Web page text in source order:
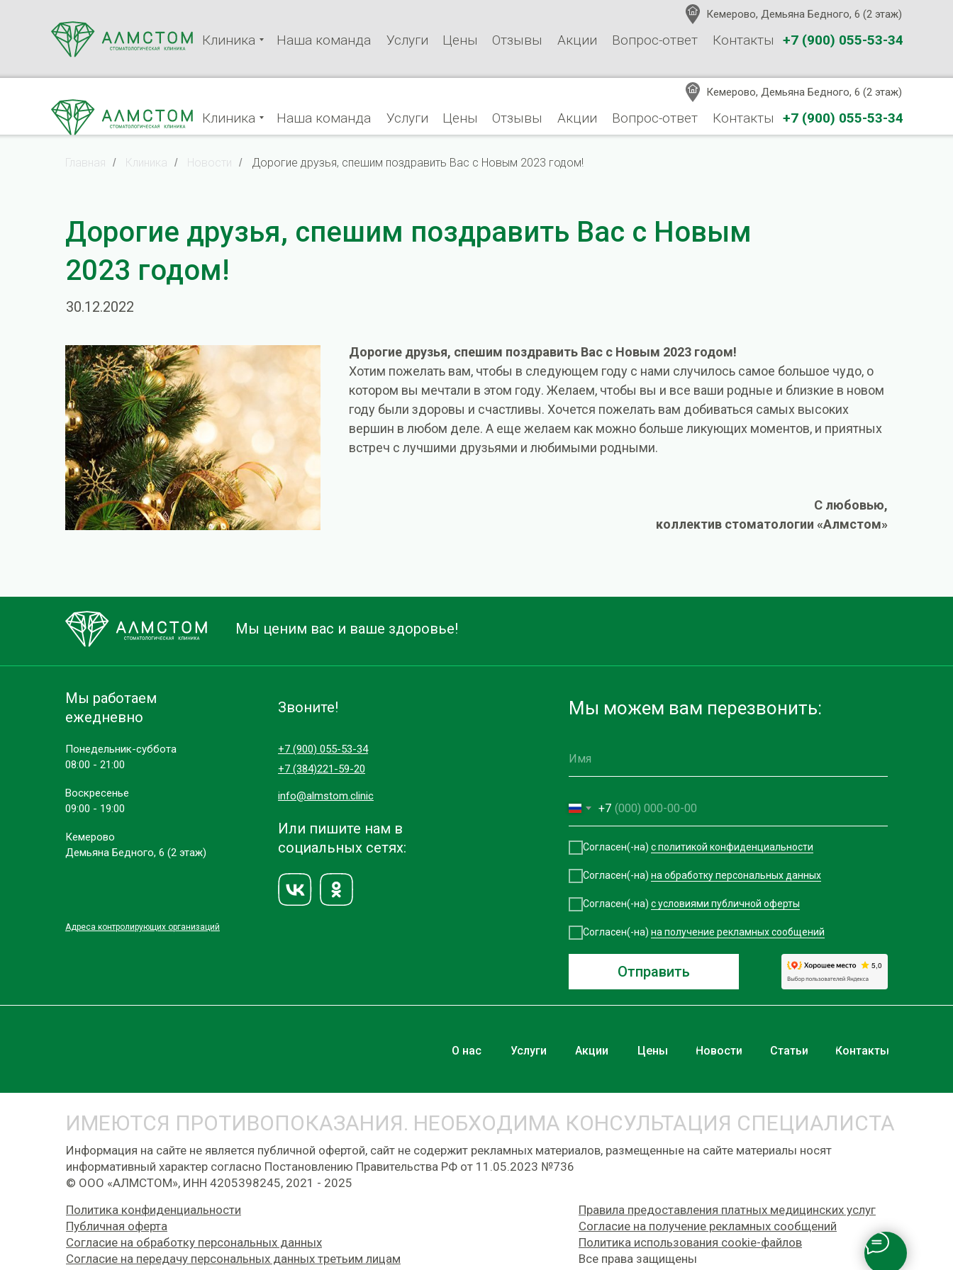
Клиника Наша команда Услуги Цены Отзывы Акции Вопрос-ответ +7 (900) 055-53-34
Контакты
Кемерово, Демьяна Бедного, 6 (2 этаж)
Клиника Наша команда Услуги Цены Отзывы Акции Вопрос-ответ +7 (900) 055-53-34
Контакты
Кемерово, Демьяна Бедного, 6 (2 этаж)
Главная / Клиника / Новости / Дорогие друзья, спешим поздравить Вас с Новым 2023 годом!
Дорогие друзья, спешим поздравить Вас с Новым
2023 годом!
30.12.2022
Дорогие друзья, спешим поздравить Вас с Новым 2023 годом!
Хотим пожелать вам, чтобы в следующем году с нами случилось самое большое чудо, о
котором вы мечтали в этом году. Желаем, чтобы вы и все ваши родные и близкие в новом
году были здоровы и счастливы. Хочется пожелать вам добиваться самых высоких
вершин в любом деле. А еще желаем как можно больше ликующих моментов, и приятных
встреч с лучшими друзьями и любимыми родными.
С любовью,
коллектив стоматологии «Алмстом»
Мы ценим вас и ваше здоровье!
Понедельник-суббота
08:00 - 21:00
Мы можем вам перезвонить:
Мы работаем
ежедневно
Звоните!
+7 (900) 055-53-34
Воскресенье
09:00 - 19:00
Кемерово
Демьяна Бедного, 6 (2 этаж)
info@almstom.clinic
Или пишите нам в
социальных сетях:
Адреса контролирующих организаций
О нас Услуги Акции Цены Новости
+7
Согласен(-на) с политикой конфиденциальности
Согласен(-на) на обработку персональных данных
Согласен(-на) с условиями публичной оферты
Согласен(-на) на получение рекламных сообщений
Отправить
Статьи Контакты
+7 (384)221-59-20
ИМЕЮТСЯ ПРОТИВОПОКАЗАНИЯ. НЕОБХОДИМА КОНСУЛЬТАЦИЯ СПЕЦИАЛИСТА
Правила предоставления платных медицинских услуг
Согласие на получение рекламных сообщений
Политика использования сookie-файлов
Все права защищены
Политика конфиденциальности
Публичная оферта
Согласие на обработку персональных данных
Согласие на передачу персональных данных третьим лицам
Информация на сайте не является публичной офертой, сайт не содержит рекламных материалов, размещенные на сайте материалы носят
информативный характер согласно Постановлению Правительства РФ от 11.05.2023 №736
© ООО «АЛМСТОМ», ИНН 4205398245, 2021 - 2025